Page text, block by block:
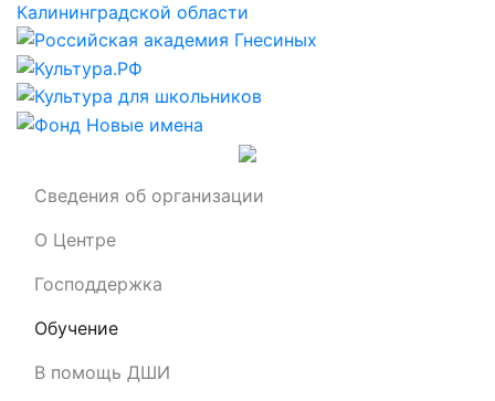
Сведения об организации
О Центре
Господдержка
Обучение
В помощь ДШИ